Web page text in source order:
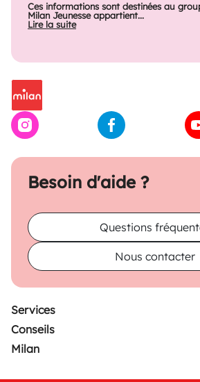
Besoin d'aide ?
Questions
Nous contacter
Ces informations sont destinées au
Milan Jeunesse appartient...
Lire la suite
Services
Conseils
Milan